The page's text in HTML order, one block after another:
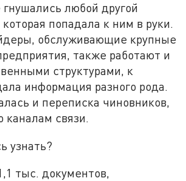
любой другой
попадала к ним в руки.
обслуживающие крупные
также работают и
структурами, к
информация разного рода.
и переписка чиновников,
каналам связи.
узнать?
тыс. документов,